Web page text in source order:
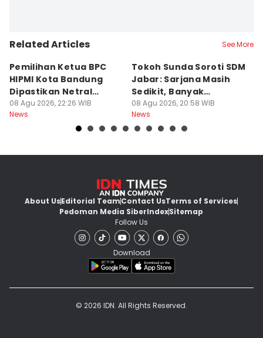
Related Articles See More
Pemilihan Ketua BPC
HIPMI Kota Bandung
Dipastikan Netral
Tanpa Tekanan
08 Agu 2026, 22:26 WIB
News
Tokoh Sunda Soroti SDM
Jabar: Sarjana Masih
Sedikit, Banyak
Menganggur
08 Agu 2026, 20:58 WIB
News
About UsEditorial TeamContact UsTerms of Services
Pedoman Media SiberIndexSitemap
Follow Us
Download
© 2026 IDN. All Rights Reserved.